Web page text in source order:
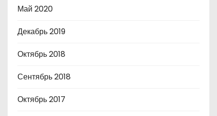
Май 2020
Декабрь 2019
Октябрь 2018
Сентябрь 2018
Октябрь 2017